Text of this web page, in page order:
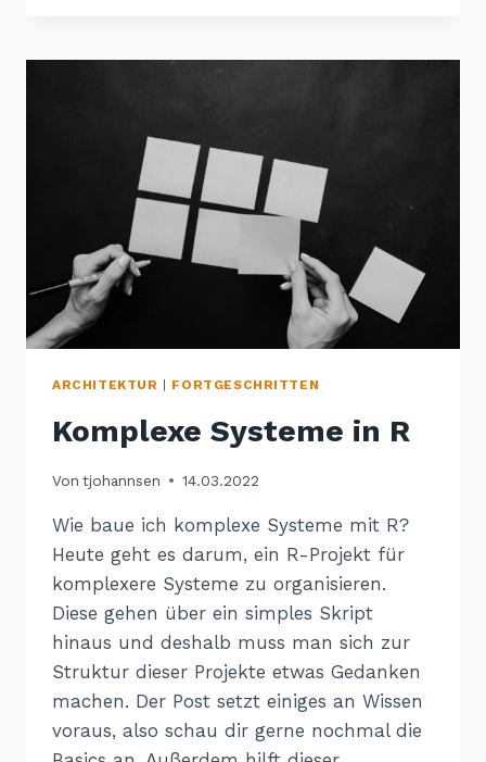
ARCHITEKTUR FORTGESCHRITTEN
Komplexe Systeme in R
Von tjohannsen 14.03.2022
Wie baue ich komplexe Systeme mit R?
Heute geht es darum, ein R-Projekt für
komplexere Systeme zu organisieren.
Diese gehen über ein simples Skript
hinaus und deshalb muss man sich zur
Struktur dieser Projekte etwas Gedanken
machen. Der Post setzt einiges an Wissen
voraus, also schau dir gerne nochmal die